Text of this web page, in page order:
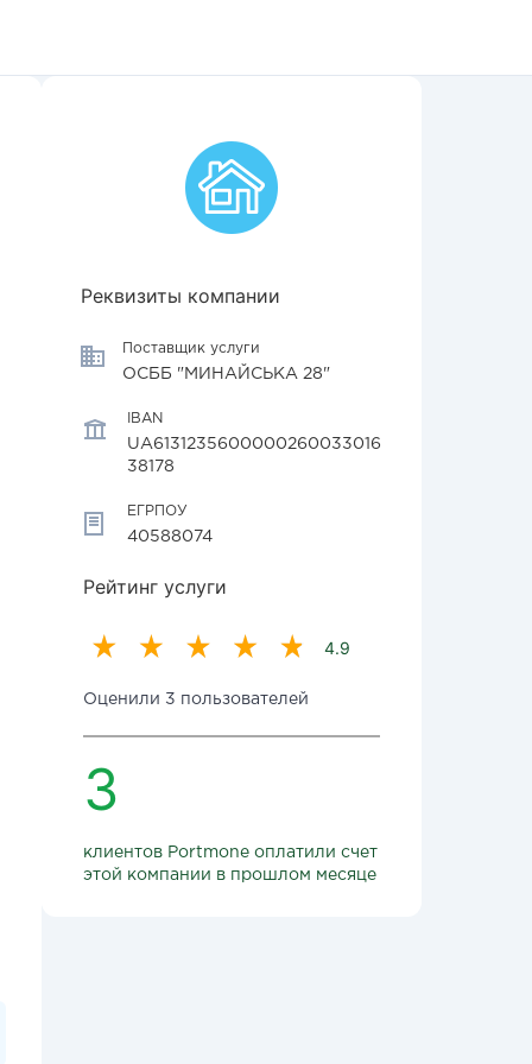
Реквизиты компании
Поставщик услуги
ОСББ "МИНАЙСЬКА 28"
IBAN
UA6131235600000260033016
38178
ЕГРПОУ
40588074
Рейтинг услуги
4.9
Оценили 3 пользователей
3
клиентов Portmone оплатили счет
этой компании в прошлом месяце